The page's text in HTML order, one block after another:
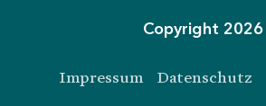
Copyright 2026
Impressum Datenschutz